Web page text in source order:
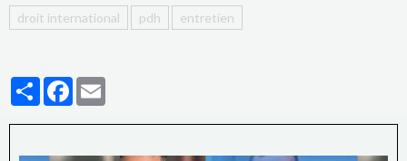
droit international pdh entretien
PartagerFacebook